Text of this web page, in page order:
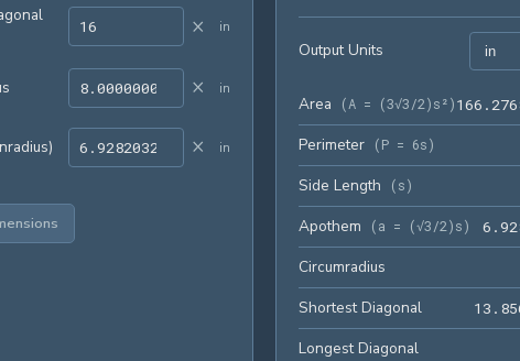
× in
× in
× in
Output Units
Area (A = (3√3/2)s²)166 .276
Perimeter (P = 6s)
Side Length (s)
Apothem (a = (√3/2)s) 6 . 92
Circumradius
Shortest Diagonal 1 3 . 85
Longest Diagonal